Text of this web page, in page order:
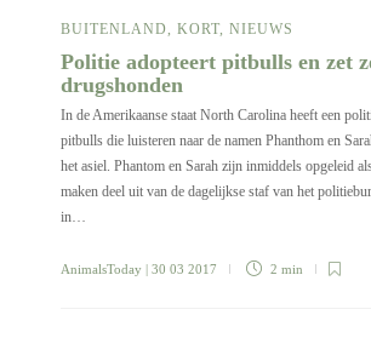
BUITENLAND, KORT, NIEUWS
Politie adopteert pitbulls en zet
drugshonden
In de Amerikaanse staat North Carolina heeft een
pitbulls die luisteren naar de namen Phanthom en
het asiel. Phantom en Sarah zijn inmiddels opgeleid
maken deel uit van de dagelijkse staf van het
in…
AnimalsToday | 30 03 2017 2 min